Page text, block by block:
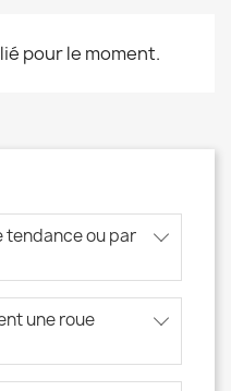
pour le moment.
tendance ou par
une roue